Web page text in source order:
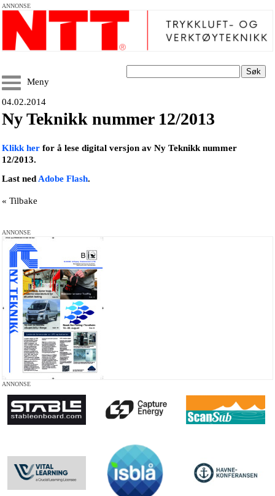
ANNONSE
Søk
Meny
04.02.2014
Ny Teknikk nummer 12/2013
Klikk her for å lese digital versjon av Ny Teknikk nummer
12/2013.
Last ned Adobe Flash.
« Tilbake
ANNONSE
ANNONSE